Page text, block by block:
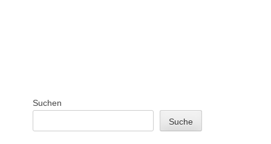
Suchen
Suche